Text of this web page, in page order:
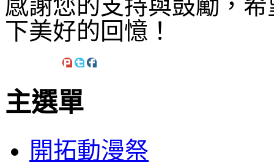
感謝您的支持與鼓勵，
下美好的回憶！
主選單
開拓動漫祭